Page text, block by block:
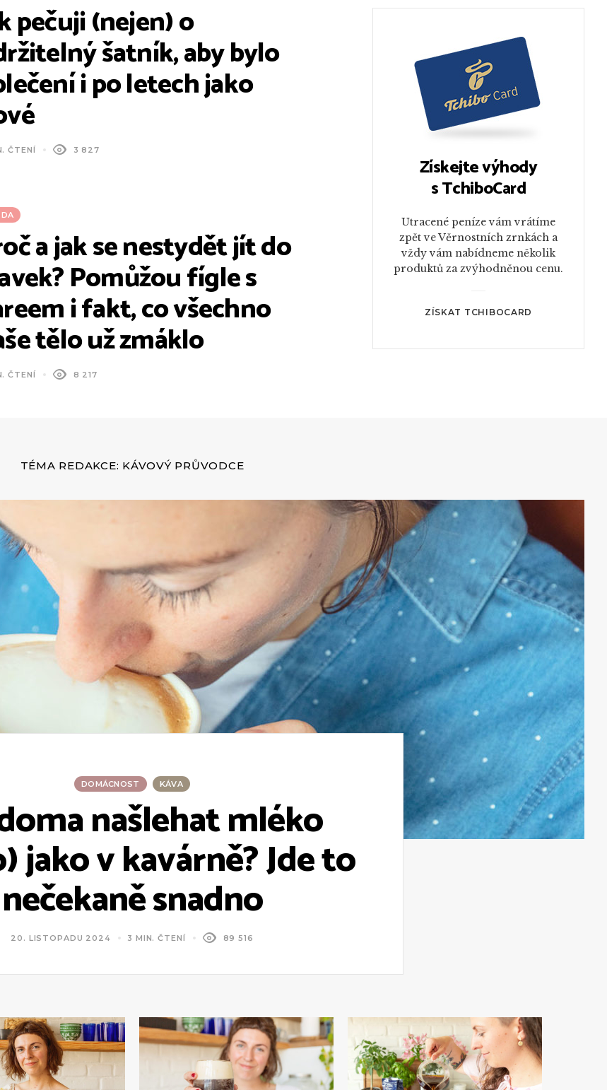
pečuji (nejen) o
šatník, aby bylo
i po letech jako
ČTENÍ 3 827
a jak se nestydět jít do
Pomůžou fígle s
i fakt, co všechno
tělo už zmáklo
ČTENÍ 8 217
Získejte výhody
s TchiboCard
Utracené peníze vám vrátíme
zpět ve Věrnostních zrnkách a
vždy vám nabídneme několik
produktů za zvýhodněnou cenu.
ZÍSKAT TCHIBOCARD
TÉMA REDAKCE: KÁVOVÝ PRŮVODCE
DOMÁCNOST KÁVA
našlehat mléko
jako v kavárně? Jde to
nečekaně snadno
20. LISTOPADU 2024 3 MIN. ČTENÍ 89 516